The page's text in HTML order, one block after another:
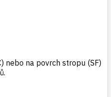
nebo na povrch stropu (SF)